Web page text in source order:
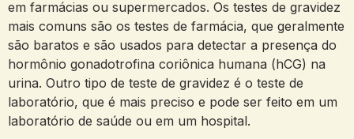
em farmácias ou supermercados. Os testes de gravidez
mais comuns são os testes de farmácia, que geralmente
são baratos e são usados para detectar a presença do
hormônio gonadotrofina coriônica humana (hCG) na
urina. Outro tipo de teste de gravidez é o teste de
laboratório, que é mais preciso e pode ser feito em um
laboratório de saúde ou em um hospital.